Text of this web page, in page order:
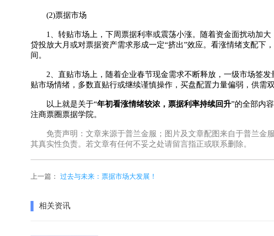
(2)票据市场
1、转贴市场上，下周票据利率或震荡小涨。随着资金面扰动加大
贷投放大月或对票据资产需求形成一定“挤出”效应。看涨情绪支配下
间。
2、直贴市场上，随着企业春节现金需求不断释放，一级市场签发
贴市场情绪，多数直贴行或继续谨慎操作，买盘配置力量偏弱，供需
以上就是关于“年初看涨情绪较浓，票据利率持续回升”的全部内
注商票圈票据学院。
免责声明：文章来源于普兰金服；图片及文章配图来自于普兰金
其真实性负责。若文章有任何不妥之处请留言指正或联系删除。
上一篇： 过去与未来：票据市场大发展！
相关资讯